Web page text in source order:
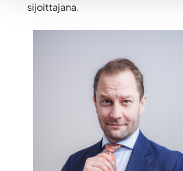
sijoittajana.